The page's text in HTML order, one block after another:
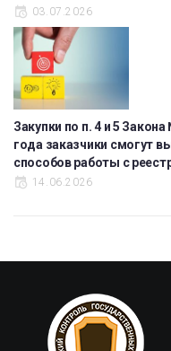
03.07.2026
Закупки по п. 4 и 5
года заказчики смогут
способов работы с
14.06.2026